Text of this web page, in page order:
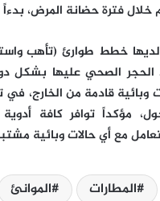
فترة حضانة المرض،
لديها خطط طوارئ (تأهب
الحجر الصحي عليها
وبائية قادمة من الخارج،
مؤكداً توافر كافة
مع أي حالات وبائية
المطارات الموانئ